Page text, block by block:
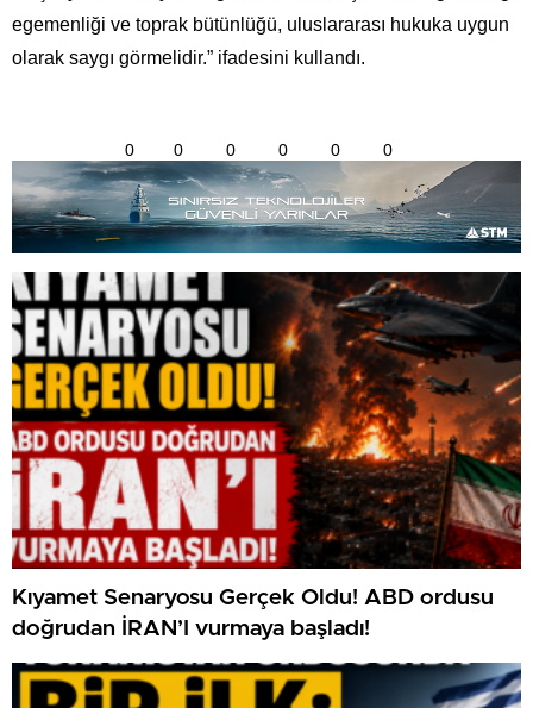
egemenliği ve toprak bütünlüğü, uluslararası hukuka uygun
olarak saygı görmelidir.” ifadesini kullandı.
0 0 0 0 0 0
Kıyamet Senaryosu Gerçek Oldu! ABD ordusu
doğrudan İRAN’I vurmaya başladı!